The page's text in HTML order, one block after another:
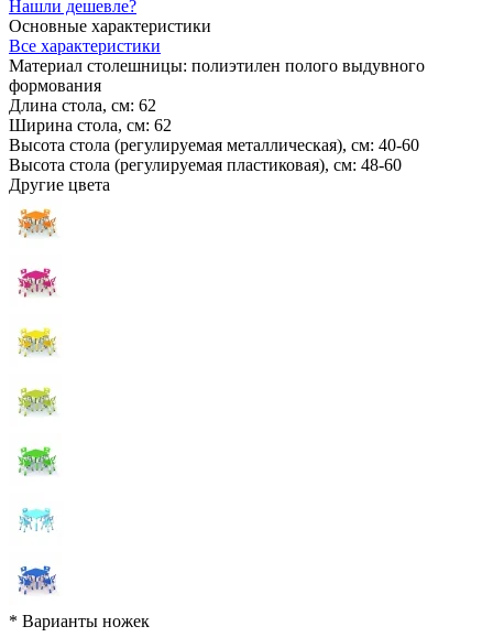
Нашли дешевле?
Основные характеристики
Все характеристики
Материал столешницы: полиэтилен полого выдувного
формования
Длина стола, см: 62
Ширина стола, см: 62
Высота стола (регулируемая металлическая), см: 40-60
Высота стола (регулируемая пластиковая), см: 48-60
Другие цвета
* Варианты ножек